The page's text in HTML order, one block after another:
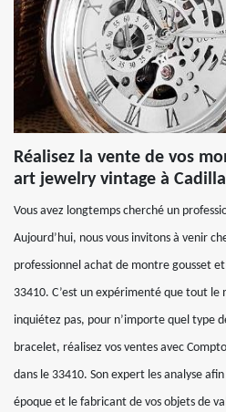
Réalisez la vente de vos
art jewelry vintage à
Vous avez longtemps cherché un
Aujourd’hui, nous vous invitons à venir
professionnel achat de montre gousset
33410. C’est un expérimenté que tout le
inquiétez pas, pour n’importe quel type
bracelet, réalisez vos ventes avec
dans le 33410. Son expert les analyse
époque et le fabricant de vos objets de